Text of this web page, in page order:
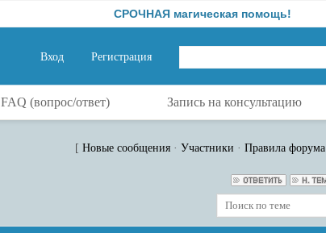
СРОЧНАЯ магическая помощь!
Вход Регистрация
FAQ (вопрос/ответ) Запись на консультацию
[ Новые сообщения · Участники · Правила форума